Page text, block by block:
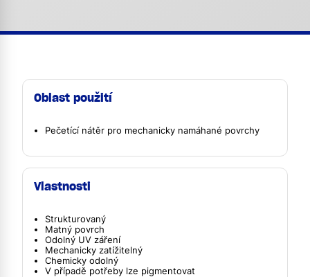
Oblast použití
Pečetící nátěr pro mechanicky namáhané povrchy
Vlastnosti
Strukturovaný
Matný povrch
Odolný UV záření
Mechanicky zatížitelný
Chemicky odolný
V případě potřeby lze pigmentovat